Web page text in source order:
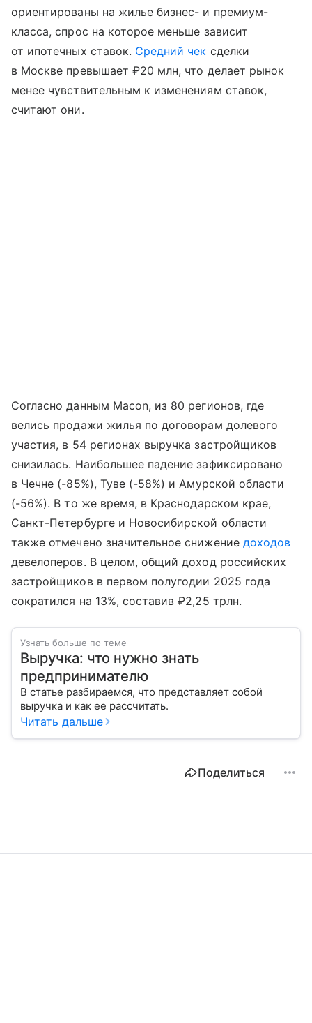
ориентированы на жилье бизнес- и премиум-
класса, спрос на которое меньше зависит
от ипотечных ставок. Средний чек сделки
в Москве превышает ₽20 млн, что делает рынок
менее чувствительным к изменениям ставок,
считают они.
Согласно данным Macon, из 80 регионов, где
велись продажи жилья по договорам долевого
участия, в 54 регионах выручка застройщиков
снизилась. Наибольшее падение зафиксировано
в Чечне (-85%), Туве (-58%) и Амурской области
(-56%). В то же время, в Краснодарском крае,
Санкт-Петербурге и Новосибирской области
также отмечено значительное снижение доходов
девелоперов. В целом, общий доход российских
застройщиков в первом полугодии 2025 года
сократился на 13%, составив ₽2,25 трлн.
Узнать больше по теме
Выручка: что нужно знать
предпринимателю
В статье разбираемся, что представляет собой
выручка и как ее рассчитать.
Читать дальше
Поделиться